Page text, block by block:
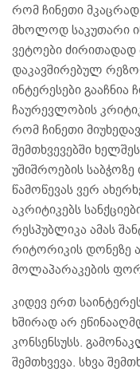
რომ ჩინეთი
მხოლოდ საკუთარი
ვეტოები ძირითადად
დაკავშირებულ
ინტერესები
ჩაურევლობის
რომ ჩინეთი
შემთხვევებში
უშიშროების საბჭოზე
წამოწევას ვერ
აკრიტიკებს
რესპუბლიკა ამას
რიტორიკის დონეზე
მოლაპარაკების
კიდევ ერთ
ხშირად არ
კონსენსუსს.
შემთხვევა. სხვა